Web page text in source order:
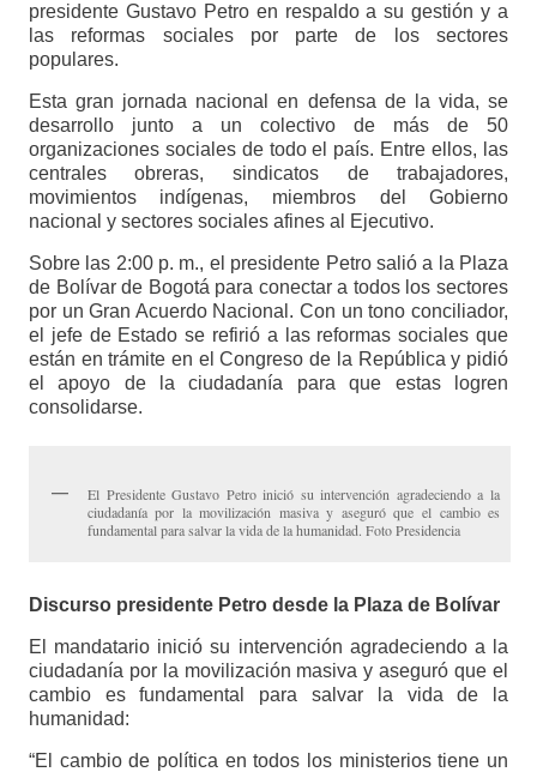
presidente Gustavo Petro en respaldo a su gestión y a
las reformas sociales por parte de los sectores
populares.
Esta gran jornada nacional en defensa de la vida, se
desarrollo junto a un colectivo de más de 50
organizaciones sociales de todo el país. Entre ellos, las
centrales obreras, sindicatos de trabajadores,
movimientos indígenas, miembros del Gobierno
nacional y sectores sociales afines al Ejecutivo.
Sobre las 2:00 p. m., el presidente Petro salió a la Plaza
de Bolívar de Bogotá para conectar a todos los sectores
por un Gran Acuerdo Nacional. Con un tono conciliador,
el jefe de Estado se refirió a las reformas sociales que
están en trámite en el Congreso de la República y pidió
el apoyo de la ciudadanía para que estas logren
consolidarse.
El Presidente Gustavo Petro inició su intervención agradeciendo a la
ciudadanía por la movilización masiva y aseguró que el cambio es
fundamental para salvar la vida de la humanidad. Foto Presidencia
Discurso presidente Petro desde la Plaza de Bolívar
El mandatario inició su intervención agradeciendo a la
ciudadanía por la movilización masiva y aseguró que el
cambio es fundamental para salvar la vida de la
humanidad:
“El cambio de política en todos los ministerios tiene un